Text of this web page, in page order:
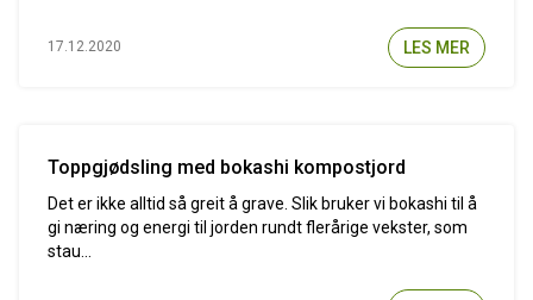
17.12.2020 LES MER
Toppgjødsling med bokashi kompostjord
Det er ikke alltid så greit å grave. Slik bruker vi bokashi til å
gi næring og energi til jorden rundt flerårige vekster, som
stau...